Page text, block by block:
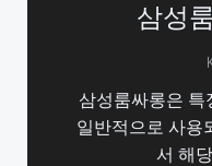
삼성
삼성룸싸롱은
일반적으로 사용
서 해